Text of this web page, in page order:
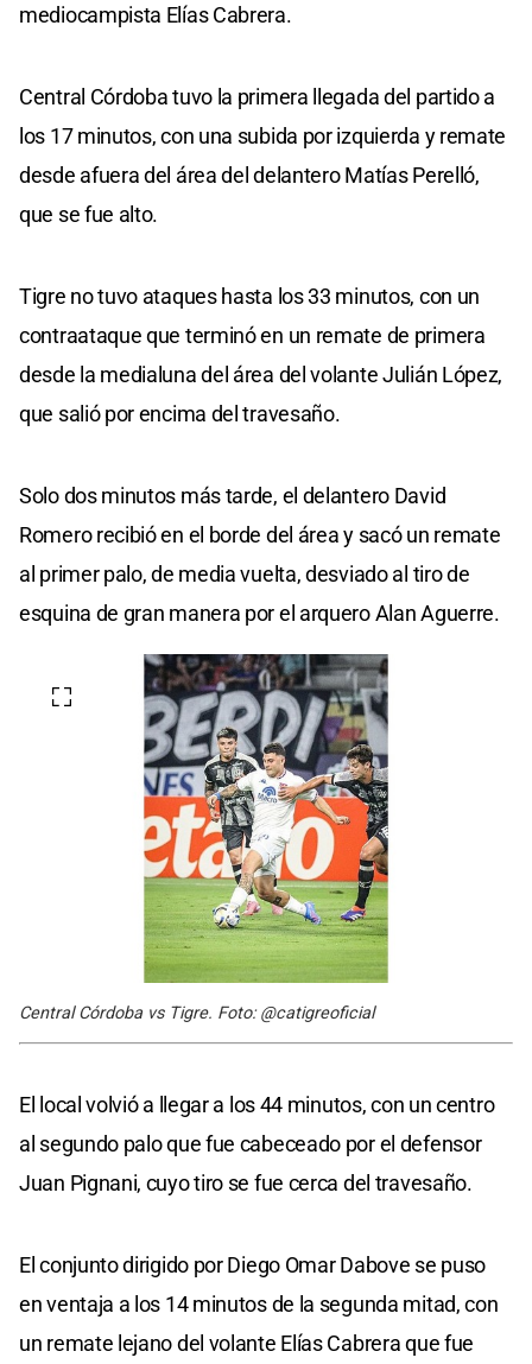
mediocampista Elías Cabrera.
Central Córdoba tuvo la primera llegada del partido a
los 17 minutos, con una subida por izquierda y remate
desde afuera del área del delantero Matías Perelló,
que se fue alto.
Tigre no tuvo ataques hasta los 33 minutos, con un
contraataque que terminó en un remate de primera
desde la medialuna del área del volante Julián López,
que salió por encima del travesaño.
Solo dos minutos más tarde, el delantero David
Romero recibió en el borde del área y sacó un remate
al primer palo, de media vuelta, desviado al tiro de
esquina de gran manera por el arquero Alan Aguerre.
Central Córdoba vs Tigre. Foto: @catigreoficial
El local volvió a llegar a los 44 minutos, con un centro
al segundo palo que fue cabeceado por el defensor
Juan Pignani, cuyo tiro se fue cerca del travesaño.
El conjunto dirigido por Diego Omar Dabove se puso
en ventaja a los 14 minutos de la segunda mitad, con
un remate lejano del volante Elías Cabrera que fue